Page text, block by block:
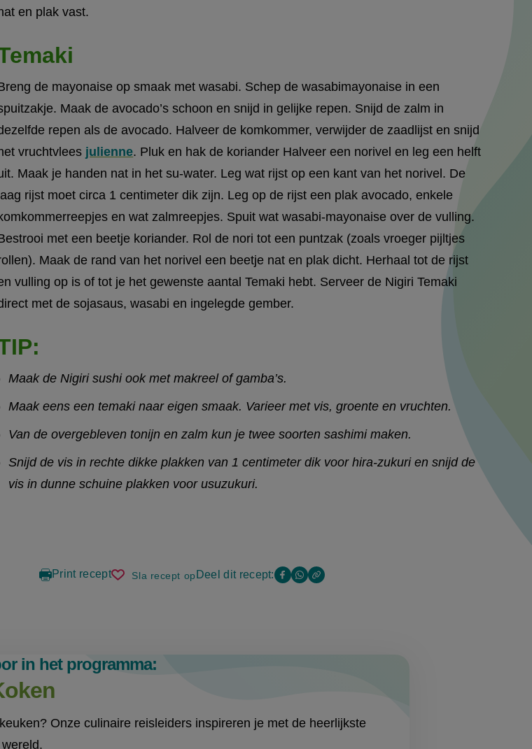
en plak vast.
de mayonaise op smaak met wasabi. Schep de wasabimayonaise in een
Maak de avocado’s schoon en snijd in gelijke repen. Snijd de zalm in
repen als de avocado. Halveer de komkommer, verwijder de zaadlijst en snijd
het vruchtvlees julienne. Pluk en hak de koriander Halveer een norivel en leg een helft
Maak je handen nat in het su-water. Leg wat rijst op een kant van het norivel. De
laag rijst moet circa 1 centimeter dik zijn. Leg op de rijst een plak avocado, enkele
en wat zalmreepjes. Spuit wat wasabi-mayonaise over de vulling.
met een beetje koriander. Rol de nori tot een puntzak (zoals vroeger pijltjes
Maak de rand van het norivel een beetje nat en plak dicht. Herhaal tot de rijst
vulling op is of tot je het gewenste aantal Temaki hebt. Serveer de Nigiri Temaki
met de sojasaus, wasabi en ingelegde gember.
Maak de Nigiri sushi ook met makreel of gamba’s.
Maak eens een temaki naar eigen smaak. Varieer met vis, groente en vruchten.
Van de overgebleven tonijn en zalm kun je twee soorten sashimi maken.
Snijd de vis in rechte dikke plakken van 1 centimeter dik voor hira-zukuri en snijd de
vis in dunne schuine plakken voor usuzukuri.
Print recept Sla recept op
nigiri
Deel dit recept:
DeelDeelCopy
in het programma:
Onze culinaire reisleiders inspireren je met de heerlijkste